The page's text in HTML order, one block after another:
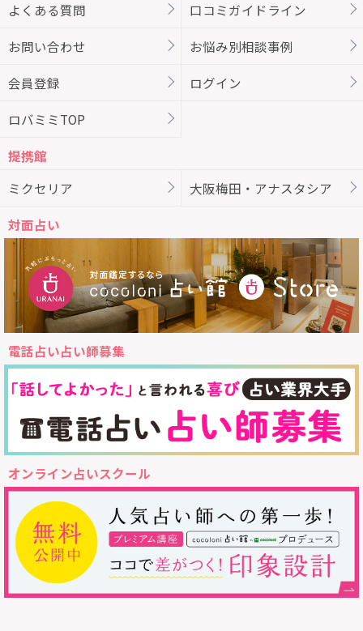
よくある質問 口コミガイドライン
お問い合わせ お悩み別相談事例
会員登録 ログイン
ロバミミTOP
提携館
ミクセリア
大阪梅田・アナスタシア
対面占い
電話占い占い師募集
オンライン占いスクール